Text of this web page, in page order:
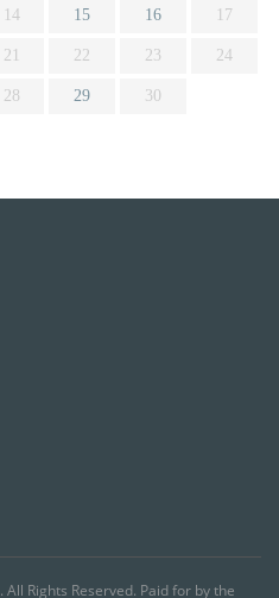
14 15 16 17
21 22 23 24
28 29 30
. All Rights Reserved. Paid for by the